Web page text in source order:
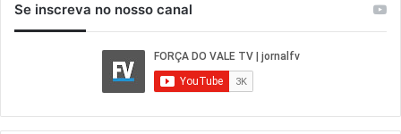
Se inscreva no nosso canal